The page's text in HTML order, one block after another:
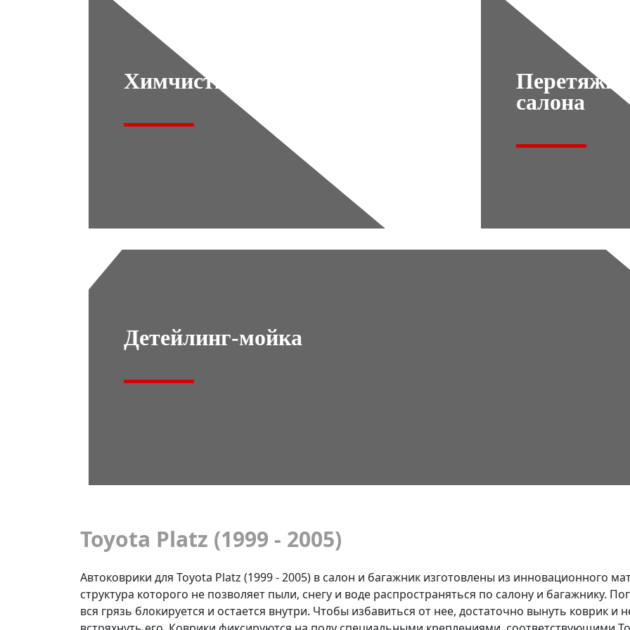
Химчистка
Перетяжка
салона
Детейлинг-мойка
Toyota Platz (1999 - 2005)
Автоковрики для Toyota Platz (1999 - 2005) в салон и багажник изготовлены из инновационного
структура которого не позволяет пыли, снегу и воде распространяться по салону и багажнику.
вся грязь блокируется и остается внутри. Чтобы избавиться от нее, достаточно вынуть коврик и